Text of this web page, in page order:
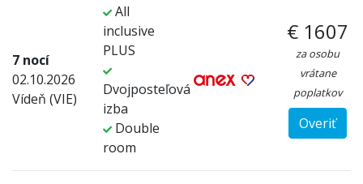
7 nocí
02.10.2026
Vídeň (VIE)
All
inclusive
PLUS
Dvojposteľová
izba
Double
room
€ 1607
za osobu
vrátane
poplatkov
Overiť